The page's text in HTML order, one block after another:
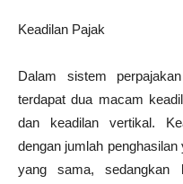
Keadilan Pajak
Dalam sistem
terdapat dua macam
dan keadilan vertikal.
dengan jumlah
yang sama, sedangkan